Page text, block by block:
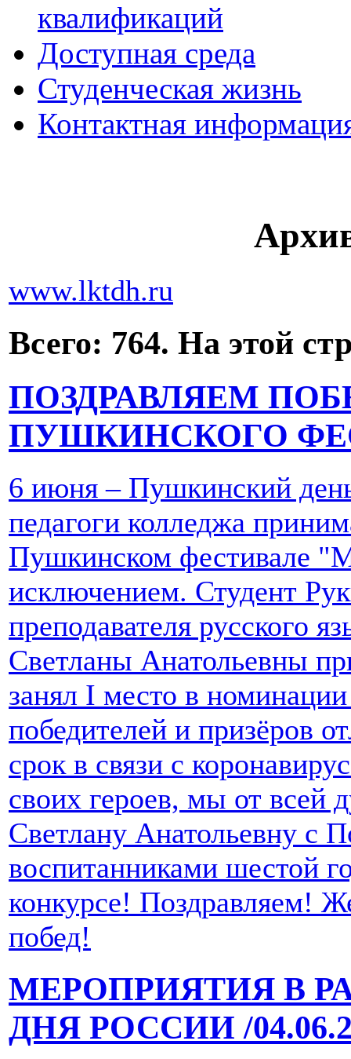
квалификаций
Доступная среда
Студенческая жизнь
Контактная
www.lktdh.ru
Всего: 764. На этой
ПОЗДРАВЛЯЕМ
ПУШКИНСКОГО
6 июня – Пушкинский
педагоги колледжа
Пушкинском фестивале
исключением. Студент
преподавателя русского
Светланы Анатольевны
занял I место в
победителей и призёров
срок в связи с
своих героев, мы от всей
Светлану Анатольевну с
воспитанниками шестой
конкурсе! Поздравляем!
побед!
МЕРОПРИЯТИЯ В
ДНЯ РОССИИ /